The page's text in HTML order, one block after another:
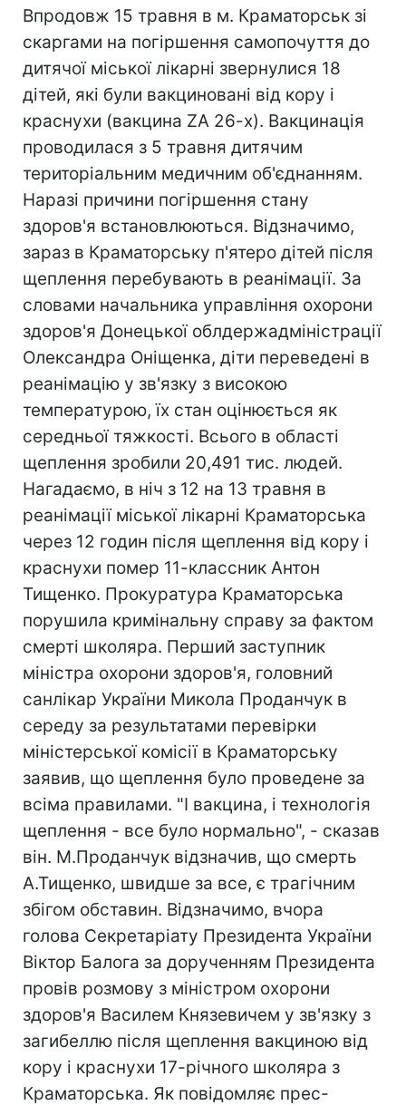
Впродовж 15 травня в м. Краматорськ зі
скаргами на погіршення самопочуття до
дитячої міської лікарні звернулися 18
дітей, які були вакциновані від кору і
краснухи (вакцина ZA 26-x). Вакцинація
проводилася з 5 травня дитячим
територіальним медичним об'єднанням.
Наразі причини погіршення стану
здоров'я встановлюються. Відзначимо,
зараз в Краматорську п'ятеро дітей після
щеплення перебувають в реанімації. За
словами начальника управління охорони
здоров'я Донецької облдержадміністрації
Олександра Оніщенка, діти переведені в
реанімацію у зв'язку з високою
температурою, їх стан оцінюється як
середньої тяжкості. Всього в області
щеплення зробили 20,491 тис. людей.
Нагадаємо, в ніч з 12 на 13 травня в
реанімації міської лікарні Краматорська
через 12 годин після щеплення від кору і
краснухи помер 11-классник Антон
Тищенко. Прокуратура Краматорська
порушила кримінальну справу за фактом
смерті школяра. Перший заступник
міністра охорони здоров'я, головний
санлікар України Микола Проданчук в
середу за результатами перевірки
міністерської комісії в Краматорську
заявив, що щеплення було проведене за
всіма правилами. "І вакцина, і технологія
щеплення - все було нормально", - сказав
він. М.Проданчук відзначив, що смерть
А.Тищенко, швидше за все, є трагічним
збігом обставин. Відзначимо, вчора
голова Секретаріату Президента України
Віктор Балога за дорученням Президента
провів розмову з міністром охорони
здоров'я Василем Князевичем у зв'язку з
загибеллю після щеплення вакциною від
кору і краснухи 17-річного школяра з
Краматорська. Як повідомляє прес-